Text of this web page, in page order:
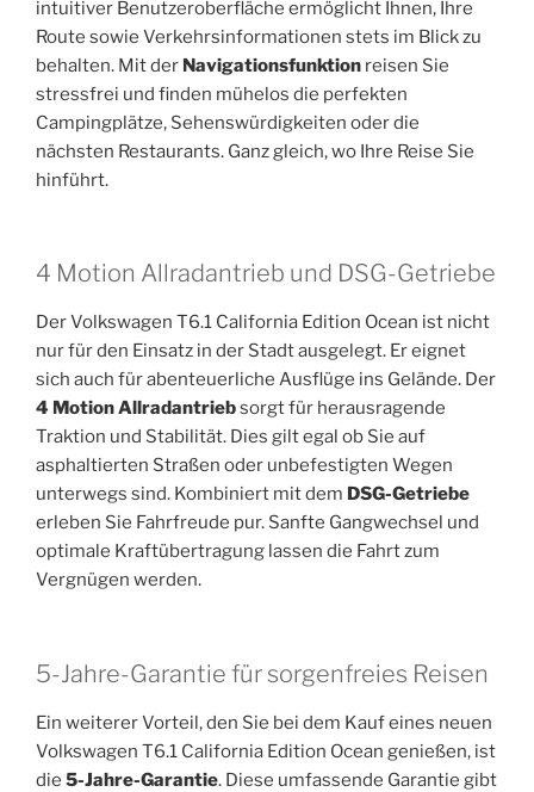
intuitiver Benutzeroberfläche ermöglicht Ihnen, Ihre
Route sowie Verkehrsinformationen stets im Blick zu
behalten. Mit der Navigationsfunktion reisen Sie
stressfrei und finden mühelos die perfekten
Campingplätze, Sehenswürdigkeiten oder die
nächsten Restaurants. Ganz gleich, wo Ihre Reise Sie
hinführt.
4 Motion Allradantrieb und DSG-Getriebe
Der Volkswagen T6.1 California Edition Ocean ist nicht
nur für den Einsatz in der Stadt ausgelegt. Er eignet
sich auch für abenteuerliche Ausflüge ins Gelände. Der
4 Motion Allradantriebsorgt für herausragende
Traktion und Stabilität. Dies gilt egal ob Sie auf
asphaltierten Straßen oder unbefestigten Wegen
unterwegs sind. Kombiniert mit dem DSG-Getriebe
erleben Sie Fahrfreude pur. Sanfte Gangwechsel und
optimale Kraftübertragung lassen die Fahrt zum
Vergnügen werden.
5-Jahre-Garantie für sorgenfreies Reisen
Ein weiterer Vorteil, den Sie bei dem Kauf eines neuen
Volkswagen T6.1 California Edition Ocean genießen, ist
die 5-Jahre-Garantie. Diese umfassende Garantie gibt